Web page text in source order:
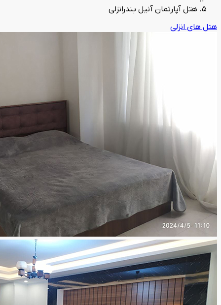
هتل آپارتمان آنیل بندرانزلی
هتل های انزلی